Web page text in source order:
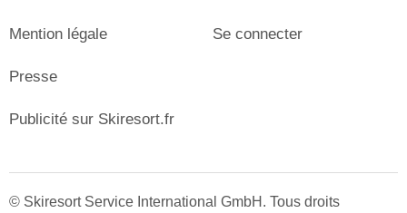
Mention légale
Presse
Se connecter
Publicité sur Skiresort.fr
© Skiresort Service International GmbH. Tous droits